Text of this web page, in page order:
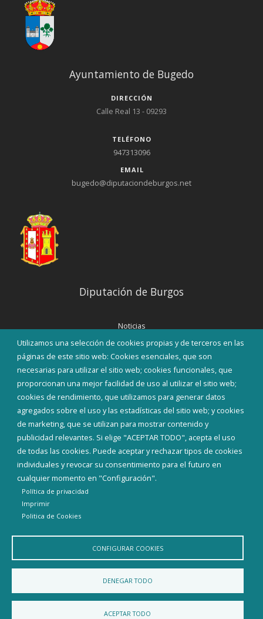
Utilizamos una selección de cookies propias y de terceros en las
páginas de este sitio web: Cookies esenciales, que son
necesarias para utilizar el sitio web; cookies funcionales, que
proporcionan una mejor facilidad de uso al utilizar el sitio web;
cookies de rendimiento, que utilizamos para generar datos
agregados sobre el uso y las estadísticas del sitio web; y cookies
de marketing, que se utilizan para mostrar contenido y
publicidad relevantes. Si elige "ACEPTAR TODO", acepta el uso
de todas las cookies. Puede aceptar y rechazar tipos de cookies
individuales y revocar su consentimiento para el futuro en
cualquier momento en "Configuración".
Política de privacidad
Imprimir
Politica de Cookies
CONFIGURAR COOKIES
DENEGAR TODO
ACEPTAR TODO
Ayuntamiento de Bugedo
DIRECCIÓN
Calle Real 13 - 09293
TELÉFONO
947313096
EMAIL
bugedo@diputaciondeburgos.net
Diputación de Burgos
Noticias
Eventos
Corporación Municipal
Teléfonos de interés
INICIAR SESIÓN
MAPA WEB
Diputación de Burgos